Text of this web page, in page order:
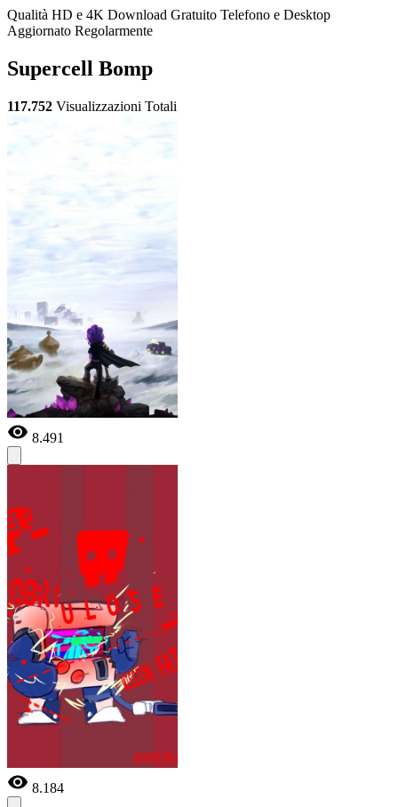
Qualità HD e 4K Download Gratuito Telefono e Desktop
Aggiornato Regolarmente
Supercell Bomp
117.752 Visualizzazioni Totali
8.491
8.184